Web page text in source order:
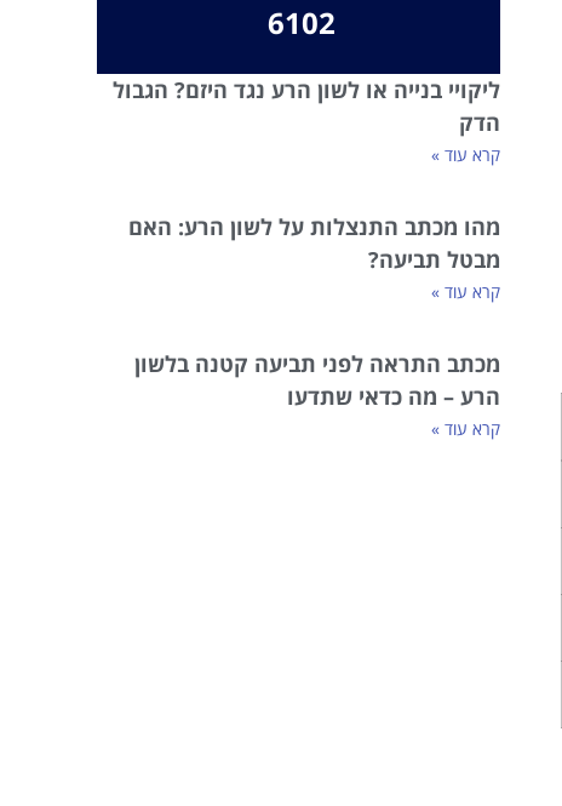
6102
ליקויי בנייה או לשון הרע נגד היזם? הגבול
הדק
קרא עוד »
מהו מכתב התנצלות על לשון הרע: האם
מבטל תביעה?
קרא עוד »
מכתב התראה לפני תביעה קטנה בלשון
הרע – מה כדאי שתדעו
קרא עוד »